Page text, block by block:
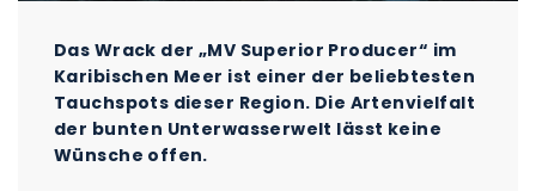
Das Wrack der „MV Superior Producer“ im
Karibischen Meer ist einer der beliebtesten
Tauchspots dieser Region. Die Artenvielfalt
der bunten Unterwasserwelt lässt keine
Wünsche offen.